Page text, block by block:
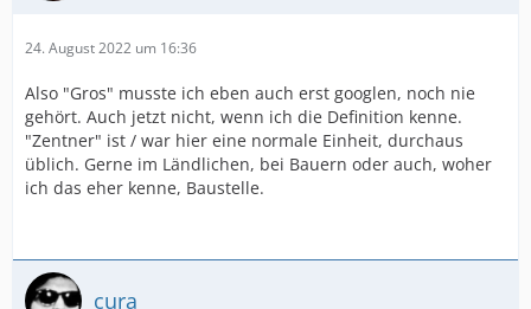
24. August 2022 um 16:36
Also "Gros" musste ich eben auch erst googlen, noch nie
gehört. Auch jetzt nicht, wenn ich die Definition kenne.
"Zentner" ist / war hier eine normale Einheit, durchaus
üblich. Gerne im Ländlichen, bei Bauern oder auch, woher
ich das eher kenne, Baustelle.
cura